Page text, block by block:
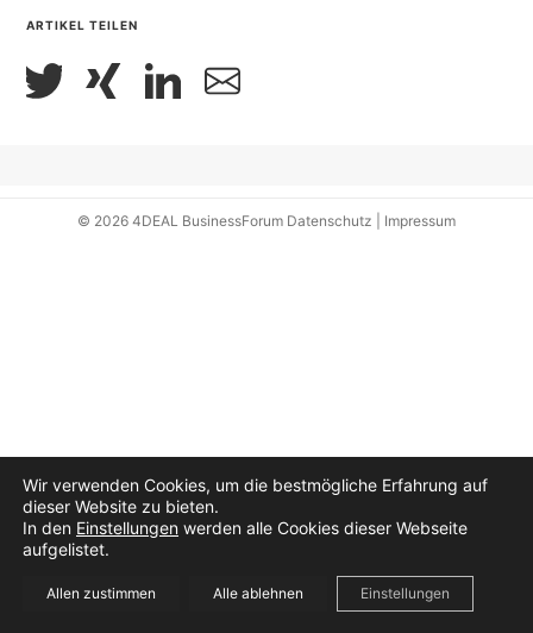
ARTIKEL TEILEN
© 2026 4DEAL BusinessForum Datenschutz Impressum
Wir verwenden Cookies, um die bestmögliche Erfahrung auf
dieser Website zu bieten.
In den Einstellungen werden alle Cookies dieser Webseite
aufgelistet.
Allen zustimmen Alle ablehnen Einstellungen